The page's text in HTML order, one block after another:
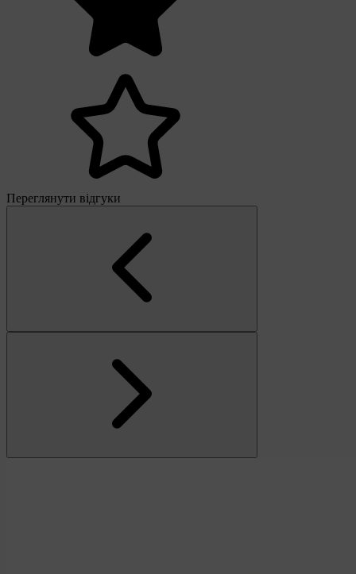
Переглянути відгуки